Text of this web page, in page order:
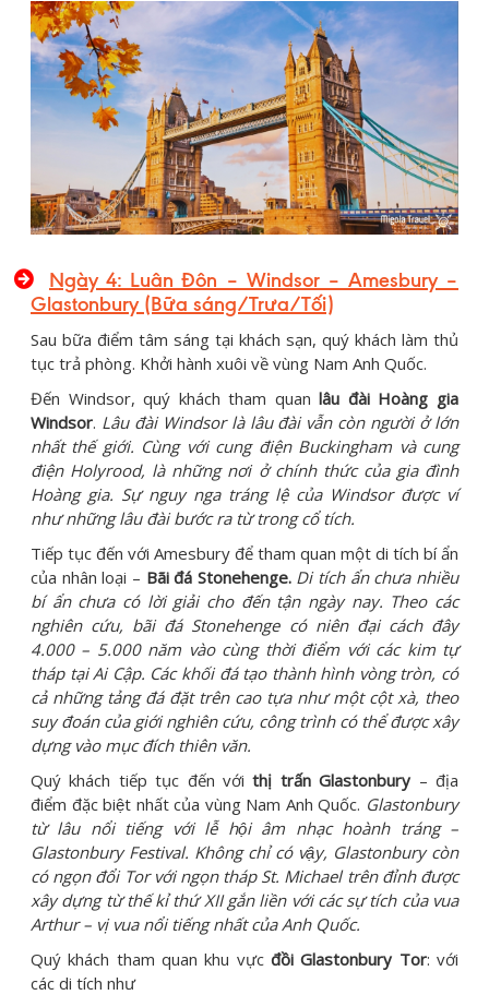
Ngày 4: Luân Đôn – Windsor – Amesbury –
Glastonbury (Bữa sáng/Trưa/Tối)
Sau bữa điểm tâm sáng tại khách sạn, quý khách làm thủ
tục trả phòng. Khởi hành xuôi về vùng Nam Anh Quốc.
Đến Windsor, quý khách tham quanlâu đài Hoàng gia
Windsor. Lâu đài Windsor là lâu đài vẫn còn người ở lớn
nhất thế giới. Cùng với cung điện Buckingham và cung
điện Holyrood, là những nơi ở chính thức của gia đình
Hoàng gia. Sự nguy nga tráng lệ của Windsor được ví
như những lâu đài bước ra từ trong cổ tích.
Tiếp tục đến với Amesbury để tham quan một di tích bí ẩn
của nhân loại – Bãi đá Stonehenge.Di tích ẩn chưa nhiều
bí ẩn chưa có lời giải cho đến tận ngày nay. Theo các
nghiên cứu, bãi đá Stonehenge có niên đại cách đây
4.000 – 5.000 năm vào cùng thời điểm với các kim tự
tháp tại Ai Cập. Các khối đá tạo thành hình vòng tròn, có
cả những tảng đá đặt trên cao tựa như một cột xà, theo
suy đoán của giới nghiên cứu, công trình có thể được xây
dựng vào mục đích thiên văn.
Quý khách tiếp tục đến vớithị trấn Glastonbury – địa
điểm đặc biệt nhất của vùng Nam Anh Quốc. Glastonbury
từ lâu nổi tiếng với lễ hội âm nhạc hoành tráng –
Glastonbury Festival. Không chỉ có vậy, Glastonbury còn
có ngọn đổi Tor với ngọn tháp St. Michael trên đỉnh được
xây dựng từ thế kỉ thứ XII gắn liền với các sự tích của vua
Arthur – vị vua nổi tiếng nhất của Anh Quốc.
Quý khách tham quan khu vực đồi Glastonbury Tor: với
các di tích như